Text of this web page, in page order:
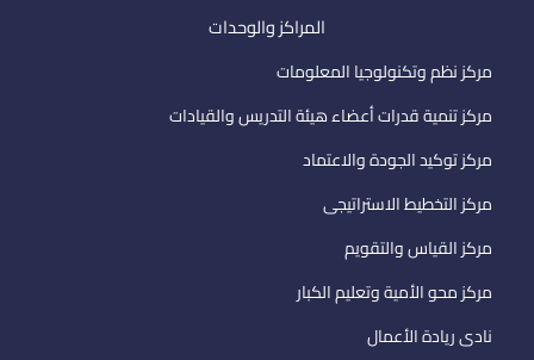
المراكز والوحدات
مركز نظم وتكنولوجيا المعلومات
مركز تنمية قدرات أعضاء هيئة التدريس والقيادات
مركز توكيد الجودة والاعتماد
مركز التخطيط الاستراتيجى
مركز القياس والتقويم
مركز محو الأمية وتعليم الكبار
نادى ريادة الأعمال